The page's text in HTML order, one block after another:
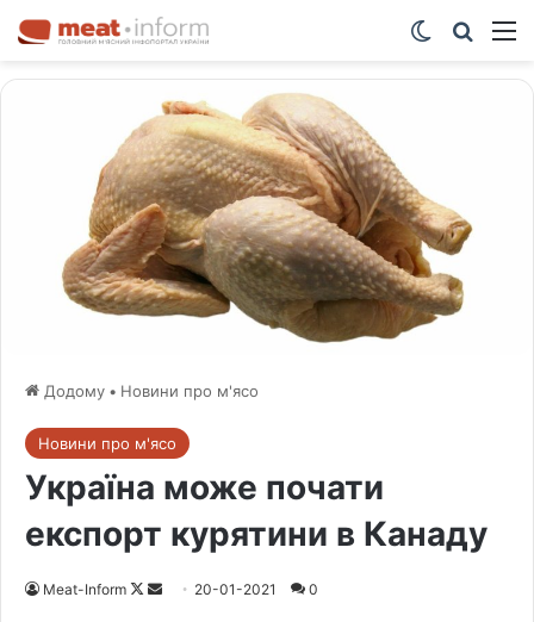
Switch skin
Додому • Новини про м'ясо
Новини про м'ясо
Україна може почати
експорт курятини в Канаду
Meat-Inform
F
20-01-2021 0